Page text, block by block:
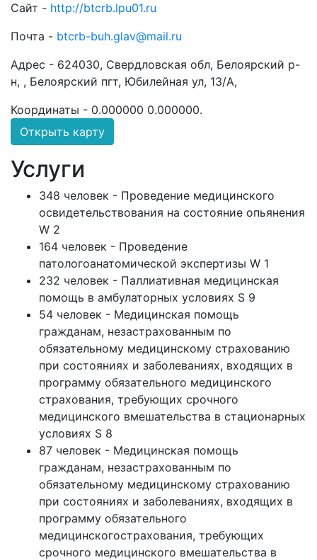
Сайт - http://btcrb.lpu01.ru
Почта - btcrb-buh.glav@mail.ru
Адрес - 624030, Свердловская обл, Белоярский р-
н, , Белоярский пгт, Юбилейная ул, 13/А,
Координаты - 0.000000 0.000000.
Открыть карту
Услуги
348 человек - Проведение медицинского
освидетельствования на состояние опьянения
W 2
164 человек - Проведение
патологоанатомической экспертизы W 1
232 человек - Паллиативная медицинская
помощь в амбулаторных условиях S 9
54 человек - Медицинская помощь
гражданам, незастрахованным по
обязательному медицинскому страхованию
при состояниях и заболеваниях, входящих в
программу обязательного медицинского
страхования, требующих срочного
медицинского вмешательства в стационарных
условиях S 8
87 человек - Медицинская помощь
гражданам, незастрахованным по
обязательному медицинскому страхованию
при состояниях и заболеваниях, входящих в
программу обязательного
медицинскогострахования, требующих
срочного медицинского вмешательства в